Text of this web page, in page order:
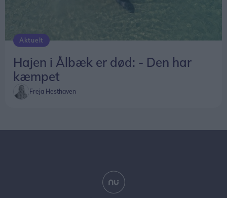
Aktuelt
Hajen i Ålbæk er død: - Den har
kæmpet
Freja Hesthaven